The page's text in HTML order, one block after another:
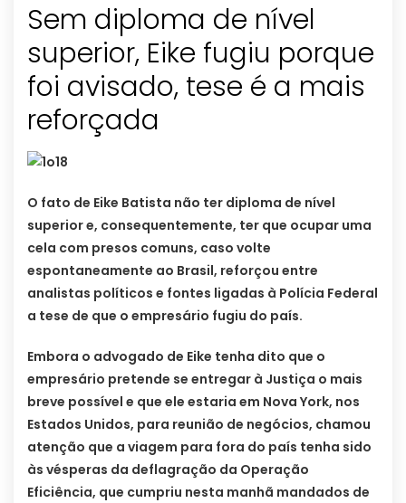
Sem diploma de nível
superior, Eike fugiu porque
foi avisado, tese é a mais
reforçada
O fato de Eike Batista não ter diploma de nível
superior e, consequentemente, ter que ocupar uma
cela com presos comuns, caso volte
espontaneamente ao Brasil, reforçou entre
analistas políticos e fontes ligadas à Polícia Federal
a tese de que o empresário fugiu do país.
Embora o advogado de Eike tenha dito que o
empresário pretende se entregar à Justiça o mais
breve possível e que ele estaria em Nova York, nos
Estados Unidos, para reunião de negócios, chamou
atenção que a viagem para fora do país tenha sido
às vésperas da deflagração da Operação
Eficiência, que cumpriu nesta manhã mandados de